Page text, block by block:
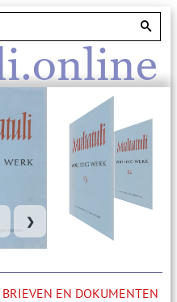
❯
EN DOKUMENTEN